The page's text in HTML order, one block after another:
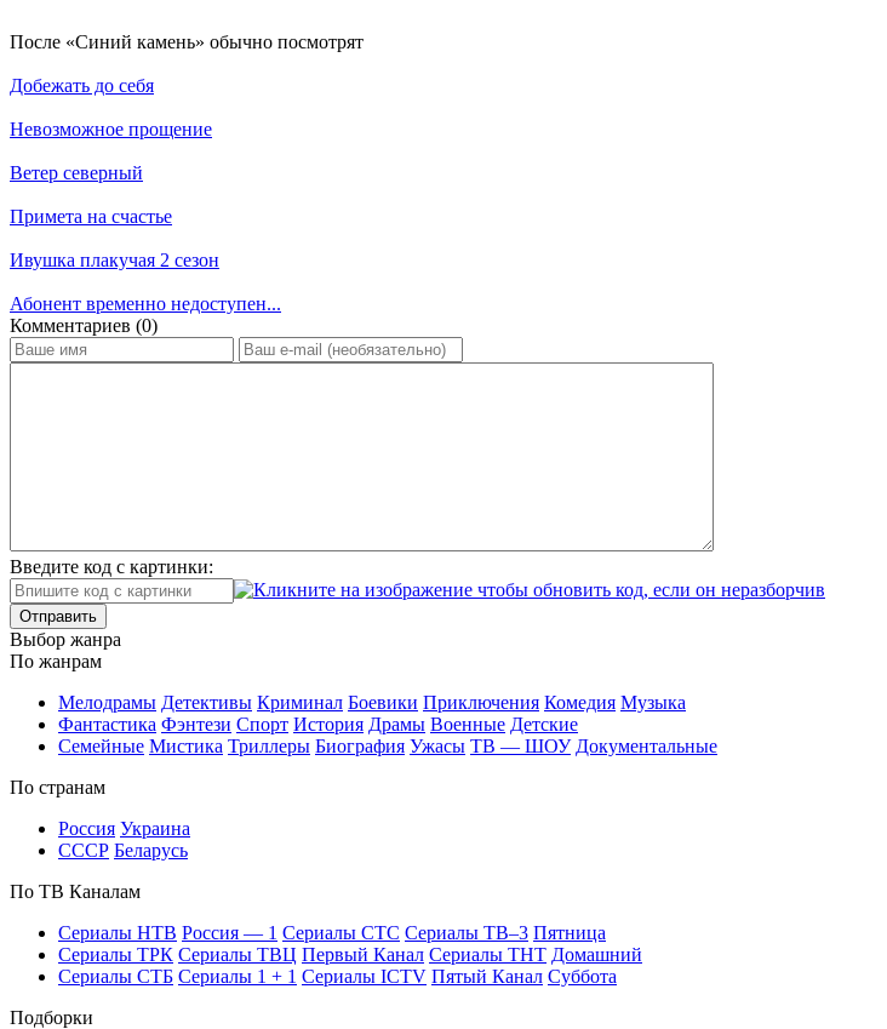
По­сле «Синий камень» обыч­но по­смот­рят
Добежать до себя
Невозможное прощение
Ветер северный
Примета на счастье
Ивушка плакучая 2 сезон
Абонент временно недоступен...
Ком­мен­та­ри­ев (0)
Введите код с картинки:
Отправить
Вы­бор жан­ра
По жан­рам
Ме­ло­дра­мы Де­тек­ти­вы Кри­ми­нал Бое­ви­ки При­клю­че­ния Ко­ме­дия Му­зы­ка
Фан­та­сти­ка Фэн­те­зи Спорт Ис­то­рия Дра­мы Во­ен­ные Дет­ские
Се­мей­ные Мис­ти­ка Трил­ле­ры Био­гра­фия Ужа­сы ТВ — ШОУ До­ку­мен­таль­ные
По стра­нам
Рос­сия Ук­раи­на
СССР Бе­ла­русь
По ТВ Ка­на­лам
Се­риа­лы НТВ Рос­сия — 1 Се­риа­лы СТС Се­риа­лы ТВ–3 Пят­ни­ца
Се­риа­лы ТРК Се­риа­лы ТВЦ Пер­вый Ка­нал Се­риа­лы ТНТ До­маш­ний
Се­риа­лы СТБ Се­риа­лы 1 + 1 Се­риа­лы ICTV Пя­тый Ка­нал Суб­бо­та
Подборки